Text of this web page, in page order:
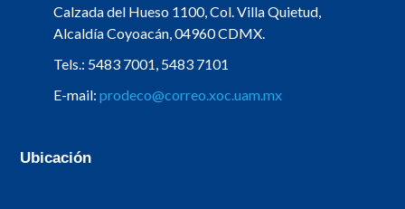
Calzada del Hueso 1100, Col. Villa Quietud,
Alcaldía Coyoacán, 04960 CDMX.
Tels.: 5483 7001, 5483 7101
E-mail:prodeco@correo.xoc.uam.mx
Ubicación